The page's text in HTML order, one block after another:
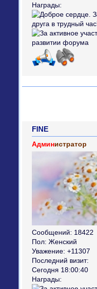
Награды:
FINE
Администратор
Сообщений: 18422
Пол: Женский
Уважение: +11307
Последний визит:
Сегодня 18:00:40
Награды: